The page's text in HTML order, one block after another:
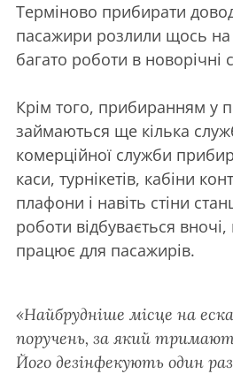
Терміново прибирати
пасажири розлили щось на
багато роботи в новорічні
Крім того, прибиранням у
займаються ще кілька
комерційної служби
каси, турнікетів, кабіни
плафони і навіть стіни
роботи відбувається
працює для пасажирів.
«Найбрудніше місце на
поручень, за який
Його дезінфекують один